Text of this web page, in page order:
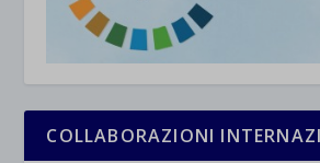
COLLABORAZIONI